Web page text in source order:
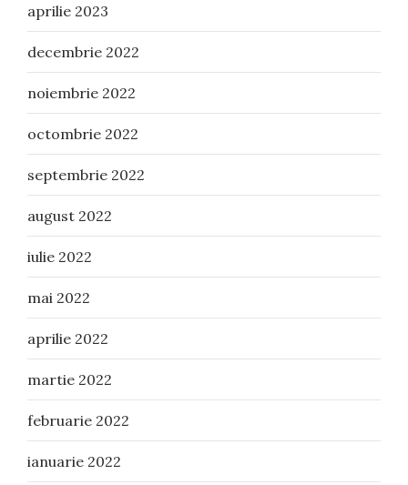
aprilie 2023
decembrie 2022
noiembrie 2022
octombrie 2022
septembrie 2022
august 2022
iulie 2022
mai 2022
aprilie 2022
martie 2022
februarie 2022
ianuarie 2022